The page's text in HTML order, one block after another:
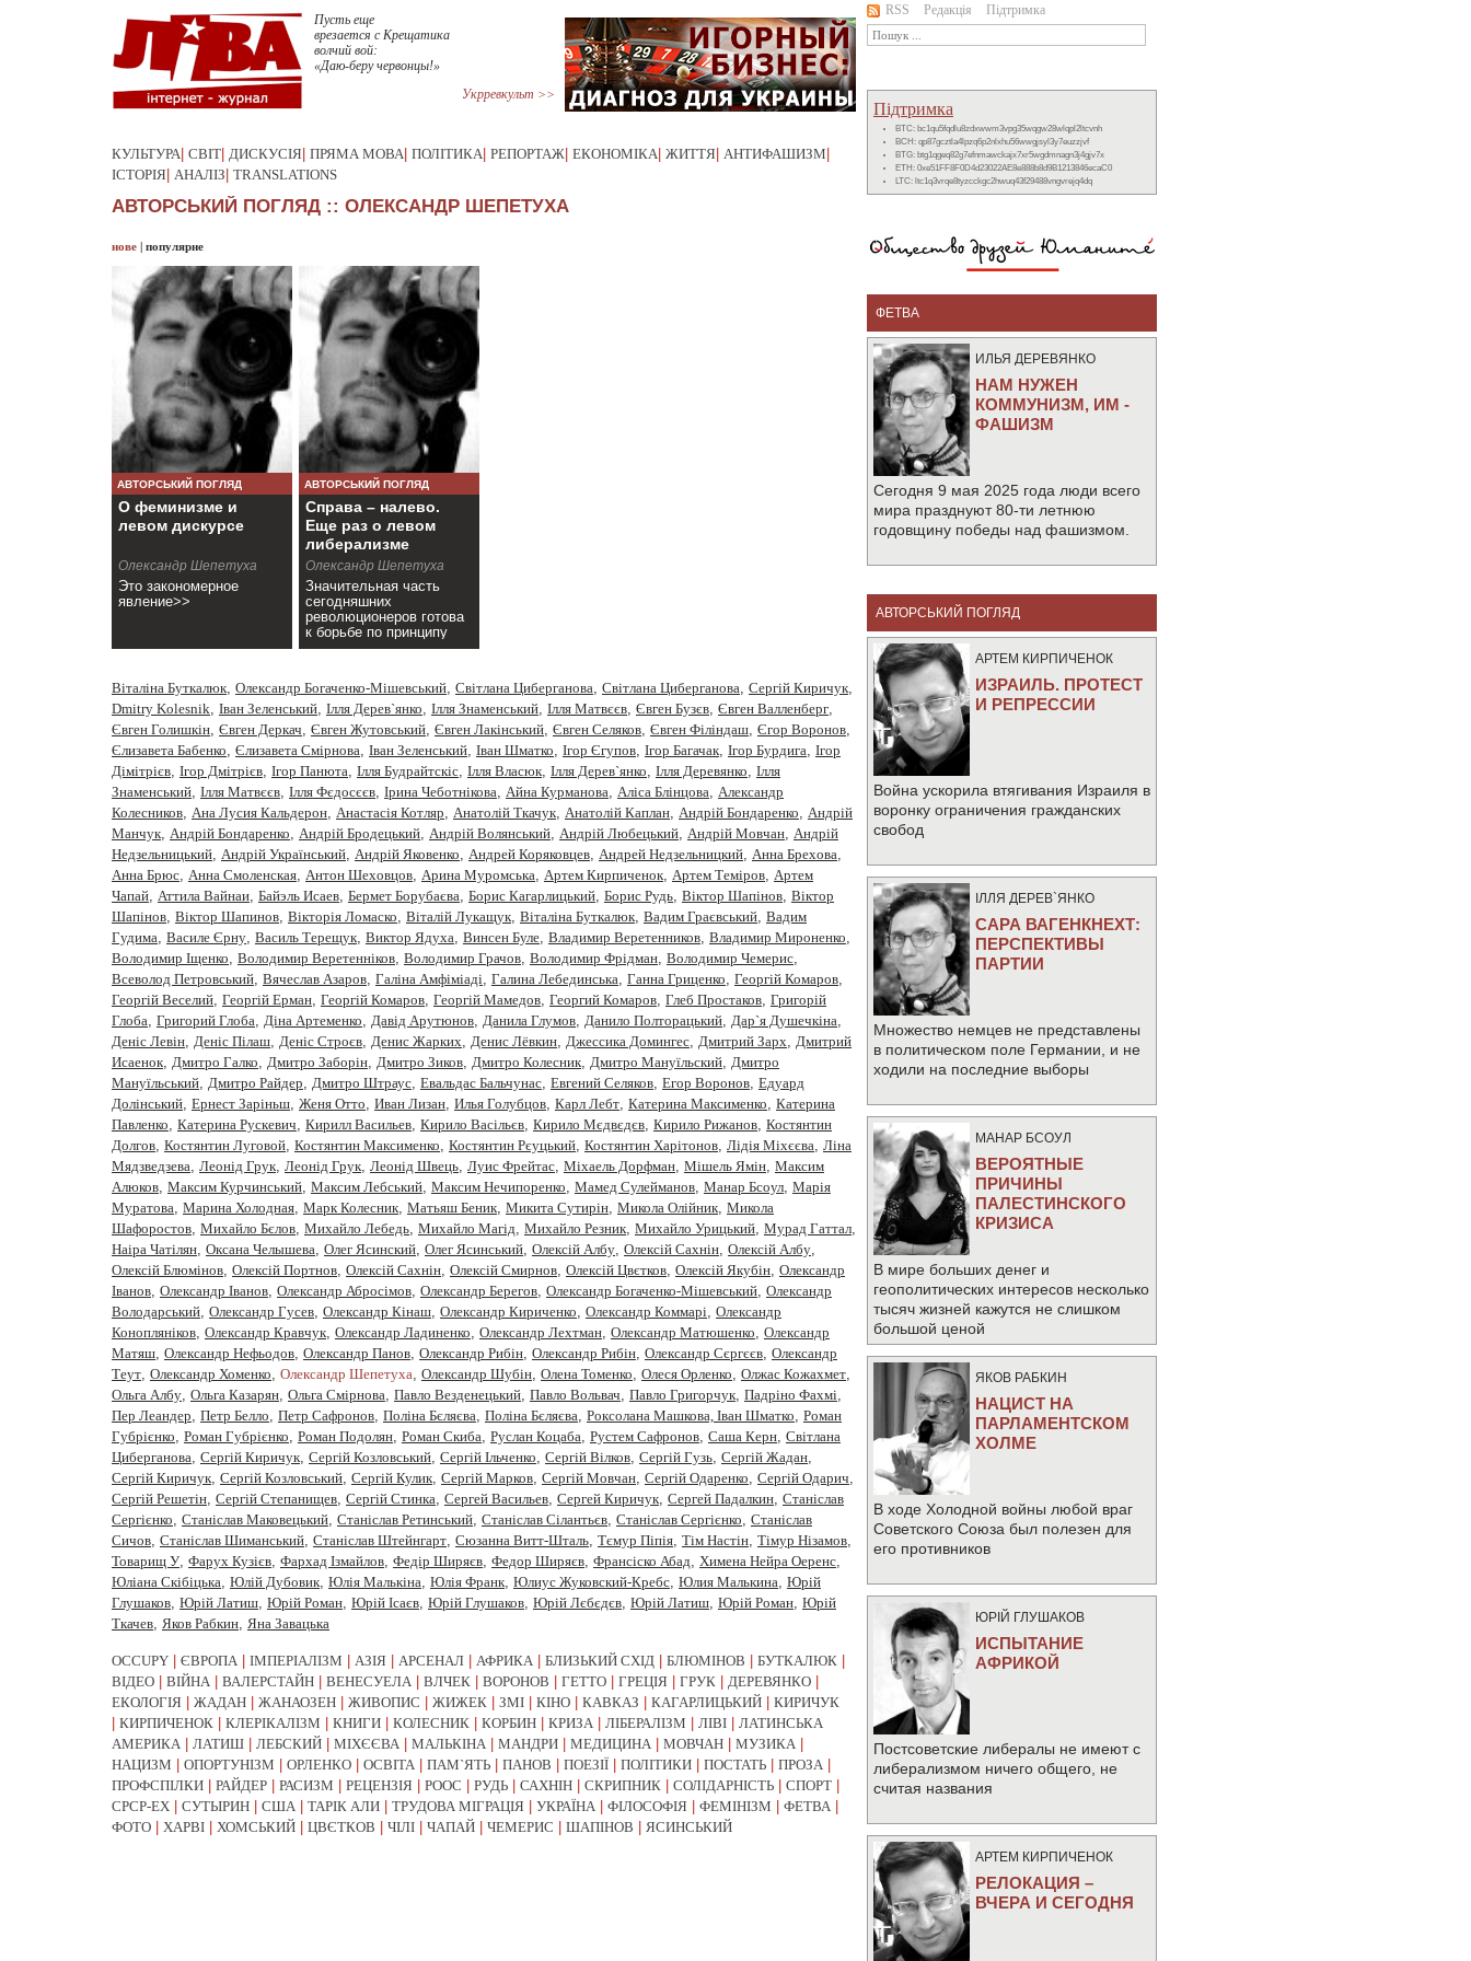
Пусть еще
врезается с Крещатика
волчий вой:
«Даю-беру червонцы!»
Укрревкульт >>
КУЛЬТУРА СВІТ ДИСКУСІЯ ПРЯМА МОВА ПОЛІТИКА РЕПОРТАЖ ЕКОНОМІКА ЖИТТЯ АНТИФАШИЗМ
ІСТОРІЯ АНАЛІЗ TRANSLATIONS
АВТОРСЬКИЙ ПОГЛЯД :: ОЛЕКСАНДР ШЕПЕТУХА
нове | популярне
АВТОРСЬКИЙ ПОГЛЯД
О феминизме и
левом дискурсе
Олександр Шепетуха
Это закономерное
явление>>
АВТОРСЬКИЙ ПОГЛЯД
Справа – налево.
Еще раз о левом
либерализме
Олександр Шепетуха
Значительная часть
сегодняшних
революционеров готова
к борьбе по принципу
Остапа Бендера:
Віталіна Буткалюк, Олександр Богаченко-Мішевський, Cвiтлана Циберганова, Cвітлана Циберганова, Cергiй Киричук,
Dmitry Kolesnik, Iван Зеленський, Iлля Дерев`янко, Iлля Знаменський, Iлля Матвєєв, Євген Бузєв, Євген Валленберг,
Євген Голишкін, Євген Деркач, Євген Жутовський, Євген Лакінський, Євген Селяков, Євген Філіндаш, Єгор Воронов,
Єлизавета Бабенко, Єлизавета Смірнова, Іван Зеленський, Іван Шматко, Ігор Єгупов, Ігор Багачак, Ігор Бурдига, Ігор
Дімітрієв, Ігор Дмітрієв, Ігор Панюта, Ілля Будрайтскіс, Ілля Власюк, Ілля Дерев`янко, Ілля Деревянко, Ілля
Знаменський, Ілля Матвєєв, Ілля Фєдосєєв, Ірина Чеботнікова, Айна Курманова, Аліса Блінцова, Александр
Колесников, Ана Лусия Кальдерон, Анастасiя Котляр, Анатолiй Ткачук, Анатолій Каплан, Андрiй Бондаренко, Андрiй
Манчук, Андрій Бондаренко, Андрій Бродецький, Андрій Волянський, Андрій Любецький, Андрій Мовчан, Андрій
Недзельницький, Андрій Український, Андрій Яковенко, Андрей Коряковцев, Андрей Недзельницкий, Анна Брехова,
Анна Брюс, Анна Смоленская, Антон Шеховцов, Арина Муромська, Артем Кирпиченок, Артем Теміров, Артем
Чапай, Аттила Вайнаи, Байэль Исаев, Бермет Борубаєва, Борис Кагарлицький, Борис Рудь, Вiктор Шапiнов, Віктор
Шапінов, Віктор Шапинов, Вікторія Ломаско, Віталій Лукащук, Віталіна Буткалюк, Вадим Граєвський, Вадим
Гудима, Василе Єрну, Василь Терещук, Виктор Ядуха, Винсен Буле, Владимир Веретенников, Владимир Мироненко,
Володимир Іщенко, Володимир Веретенніков, Володимир Грачов, Володимир Фрідман, Володимир Чемерис,
Всеволод Петровський, Вячеслав Азаров, Галіна Амфіміаді, Галина Лебединська, Ганна Гриценко, Георгiй Комаров,
Георгій Веселий, Георгій Ерман, Георгій Комаров, Георгій Мамедов, Георгий Комаров, Глеб Простаков, Григорій
Глоба, Григорий Глоба, Діна Артеменко, Давiд Арутюнов, Данила Глумов, Данило Полторацький, Дар`я Душечкіна,
Деніс Левін, Деніс Пілаш, Деніс Строєв, Денис Жарких, Денис Лёвкин, Джессика Домингес, Дмитрий Зарх, Дмитрий
Исаенок, Дмитро Галко, Дмитро Заборiн, Дмитро Зиков, Дмитро Колесник, Дмитро Мануїльский, Дмитро
Мануїльський, Дмитро Райдер, Дмитро Штраус, Евальдас Бальчунас, Евгений Селяков, Егор Воронов, Едуард
Долінський, Ернест Заріньш, Женя Отто, Иван Лизан, Илья Голубцов, Карл Лебт, Катерина Максименко, Катерина
Павленко, Катерина Рускевич, Кирилл Васильев, Кирило Васільєв, Кирило Мєдвєдєв, Кирило Рижанов, Костянтин
Долгов, Костянтин Луговой, Костянтин Максименко, Костянтин Рєуцький, Костянтин Харітонов, Лідія Міхєєва, Ліна
Мядзведзева, Леонiд Грук, Леонід Грук, Леонід Швець, Луис Фрейтас, Міхаель Дорфман, Мішель Ямін, Максим
Алюков, Максим Курчинський, Максим Лебський, Максим Нечипоренко, Мамед Сулейманов, Манар Бсоул, Марія
Муратова, Марина Холодная, Марк Колесник, Матьяш Беник, Микита Сутирін, Микола Олійник, Микола
Шафоростов, Михайло Бєлов, Михайло Лебедь, Михайло Магід, Михайло Резник, Михайло Урицький, Мурад Гаттал,
Наіра Чатілян, Оксана Челышева, Олег Ясинский, Олег Ясинський, Олексiй Албу, Олексiй Сахнiн, Олексій Албу,
Олексій Блюмінов, Олексій Портнов, Олексій Сахнін, Олексій Смирнов, Олексій Цвєтков, Олексій Якубін, Олександр
Iванов, Олександр Іванов, Олександр Абросімов, Олександр Берегов, Олександр Богаченко-Мішевський, Олександр
Володарський, Олександр Гусев, Олександр Кінаш, Олександр Кириченко, Олександр Коммарі, Олександр
Конопляніков, Олександр Кравчук, Олександр Ладиненко, Олександр Лехтман, Олександр Матюшенко, Олександр
Матяш, Олександр Нефьодов, Олександр Панов, Олександр Рибiн, Олександр Рибін, Олександр Сєргєєв, Олександр
Теут, Олександр Хоменко, Олександр Шепетуха, Олександр Шубін, Олена Томенко, Олеся Орленко, Олжас Кожахмет,
Ольга Албу, Ольга Казарян, Ольга Смірнова, Павло Везденецький, Павло Вольвач, Павло Григорчук, Падріно Фахмі,
Пер Леандер, Петр Белло, Петр Сафронов, Полiна Бєляєва, Поліна Бєляєва, Роксолана Машкова, Іван Шматко, Роман
Губрiєнко, Роман Губрієнко, Роман Подолян, Роман Скиба, Руслан Коцаба, Рустем Сафронов, Саша Керн, Світлана
Циберганова, Сергiй Киричук, Сергiй Козловський, Сергій Ільченко, Сергій Вілков, Сергій Гузь, Сергій Жадан,
Сергій Киричук, Сергій Козловський, Сергій Кулик, Сергій Марков, Сергій Мовчан, Сергій Одаренко, Сергій Одарич,
Сергій Решетін, Сергій Степанищев, Сергій Стинка, Сергей Васильев, Сергей Киричук, Сергей Падалкин, Станiслав
Сергiєнко, Станіслав Маковецький, Станіслав Ретинський, Станіслав Сілантьєв, Станіслав Сергієнко, Станіслав
Сичов, Станіслав Шиманський, Станіслав Штейнгарт, Сюзанна Витт-Шталь, Тємур Піпія, Тім Настін, Тімур Нізамов,
Товарищ У, Фарух Кузієв, Фархад Ізмайлов, Федір Ширяєв, Федор Ширяєв, Франсіско Абад, Химена Нейра Оеренс,
Юліана Скібіцька, Юлій Дубовик, Юлія Малькіна, Юлія Франк, Юлиус Жуковский-Кребс, Юлия Малькина, Юрiй
Глушаков, Юрiй Латиш, Юрiй Роман, Юрій Ісаєв, Юрій Глушаков, Юрій Лєбєдєв, Юрій Латиш, Юрій Роман, Юрій
Ткачев, Яков Рабкин, Яна Завацька
OCCUPY ЄВРОПА ІМПЕРІАЛІЗМ АЗІЯ АРСЕНАЛ АФРИКА БЛИЗЬКИЙ СХІД БЛЮМІНОВ БУТКАЛЮК
ВІДЕО
ВІЙНА ВАЛЕРСТАЙН ВЕНЕСУЕЛА ВЛЧЕК ВОРОНОВ ГЕТТО ГРЕЦІЯ ГРУК ДЕРЕВЯНКО
ЕКОЛОГІЯ
ЖАДАН ЖАНАОЗЕН ЖИВОПИС ЖИЖЕК ЗМІ КІНО КАВКАЗ КАГАРЛИЦЬКИЙ
КИРИЧУК
КИРПИЧЕНОК КЛЕРІКАЛІЗМ КНИГИ КОЛЕСНИК КОРБИН КРИЗА ЛІБЕРАЛІЗМ ЛІВІ
ЛАТИНСЬКА
АМЕРИКА
ЛАТИШ ЛЕБСКИЙ МІХЄЄВА МАЛЬКІНА МАНДРИ МЕДИЦИНА МОВЧАН МУЗИКА
НАЦИЗМ
ОПОРТУНІЗМ ОРЛЕНКО ОСВІТА ПАМ`ЯТЬ ПАНОВ ПОЕЗІЇ ПОЛІТИКИ ПОСТАТЬ ПРОЗА
ПРОФСПІЛКИ
РАЙДЕР РАСИЗМ РЕЦЕНЗІЯ РООС РУДЬ САХНІН СКРИПНИК СОЛІДАРНІСТЬ СПОРТ
СРСР-EX
СУТЫРИН США ТАРІК АЛИ ТРУДОВА МІГРАЦІЯ УКРАЇНА ФІЛОСОФІЯ ФЕМІНІЗМ ФЕТВА
ФОТО
ХАРВІ ХОМСЬКИЙ ЦВЄТКОВ ЧІЛІ ЧАПАЙ ЧЕМЕРИС ШАПІНОВ ЯСИНСЬКИЙ
RSS Редакція Підтримка
Підтримка
BTC: bc1qu5fqdlu8zdxwwm3vpg35wqgw28wlqpl2ltcvnh
BCH: qp87gcztla4lpzq6p2nlxhu56wwgjsyl3y7euzzjvf
BTG: btg1qgeq82g7efnmawckajx7xr5wgdmnagn3j4gjv7x
ETH: 0xe51FF8F0D4d23022AE8e888b8d9B1213846ecaC0
LTC: ltc1q3vrqe8tyzcckgc2hwuq43f29488vngvrejq4dq
ФЕТВА
ИЛЬЯ ДЕРЕВЯНКО
НАМ НУЖЕН
КОММУНИЗМ, ИМ -
ФАШИЗМ
Сегодня 9 мая 2025 года люди всего
мира празднуют 80-ти летнюю
годовщину победы над фашизмом.
АВТОРСЬКИЙ ПОГЛЯД
АРТЕМ КИРПИЧЕНОК
ИЗРАИЛЬ. ПРОТЕСТ
И РЕПРЕССИИ
Война ускорила втягивания Израиля в
воронку ограничения гражданских
свобод
IЛЛЯ ДЕРЕВ`ЯНКО
САРА ВАГЕНКНЕХТ:
ПЕРСПЕКТИВЫ
ПАРТИИ
Множество немцев не представлены
в политическом поле Германии, и не
ходили на последние выборы
МАНАР БСОУЛ
ВЕРОЯТНЫЕ
ПРИЧИНЫ
ПАЛЕСТИНСКОГО
КРИЗИСА
В мире больших денег и
геополитических интересов несколько
тысяч жизней кажутся не слишком
большой ценой
ЯКОВ РАБКИН
НАЦИСТ НА
ПАРЛАМЕНТСКОМ
ХОЛМЕ
В ходе Холодной войны любой враг
Советского Союза был полезен для
его противников
ЮРIЙ ГЛУШАКОВ
ИСПЫТАНИЕ
АФРИКОЙ
Постсоветские либералы не имеют с
либерализмом ничего общего, не
считая названия
АРТЕМ КИРПИЧЕНОК
РЕЛОКАЦИЯ –
ВЧЕРА И СЕГОДНЯ